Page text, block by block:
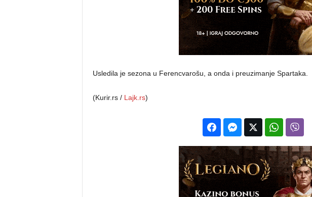
Usledila je sezona u Ferencvarošu, a onda i preuzimanje Spartaka.
(Kurir.rs / Lajk.rs)